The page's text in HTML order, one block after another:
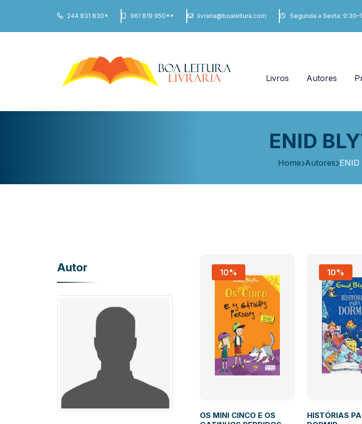
244 831 830* 961 819 950** livraria@boaleitura.com Segunda a Sexta:
Livros Autores
ENID
Home Autores ENID
Autor 10%
OS MINI CINCO E OS
10%
HISTÓRIAS